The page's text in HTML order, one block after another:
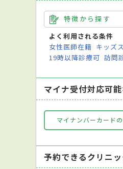
特徴から探す
よく利用される条件
女性医師在籍 キッズ
19時以降診療可 訪問
マイナ受付対応可
マイナンバーカード
予約できるクリニ